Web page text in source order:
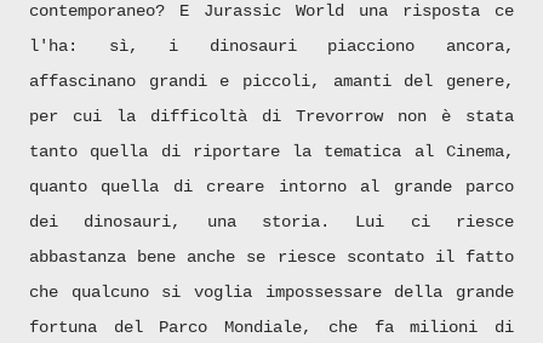
contemporaneo? E Jurassic World una risposta ce
l'ha: sì, i dinosauri piacciono ancora,
affascinano grandi e piccoli, amanti del genere,
per cui la difficoltà di Trevorrow non è stata
tanto quella di riportare la tematica al Cinema,
quanto quella di creare intorno al grande parco
dei dinosauri, una storia. Lui ci riesce
abbastanza bene anche se riesce scontato il fatto
che qualcuno si voglia impossessare della grande
fortuna del Parco Mondiale, che fa milioni di